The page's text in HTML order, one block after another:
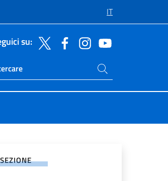
IT
su:
sito live